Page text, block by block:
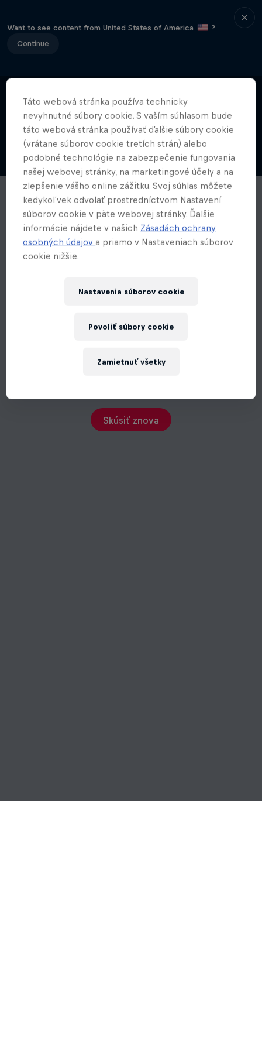
Want to see content from United States of America
?
Continue
Skúsiť znova
Táto webová stránka používa technicky
nevyhnutné súbory cookie. S vaším súhlasom bude
táto webová stránka používať ďalšie súbory cookie
(vrátane súborov cookie tretích strán) alebo
podobné technológie na zabezpečenie fungovania
našej webovej stránky, na marketingové účely a na
zlepšenie vášho online zážitku. Svoj súhlas môžete
kedykoľvek odvolať prostredníctvom Nastavení
súborov cookie v päte webovej stránky. Ďalšie
informácie nájdete v našich Zásadách ochrany
osobných údajova priamo v Nastaveniach súborov
cookie nižšie.
Nastavenia súborov cookie
Zamietnuť všetky
Povoliť súbory cookie